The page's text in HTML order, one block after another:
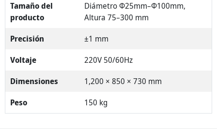
Tamaño del
producto
Diámetro Φ25mm–Φ100mm,
Altura 75–300 mm
Precisión
±1 mm
Voltaje
220V 50/60Hz
Dimensiones
1,200 × 850 × 730 mm
Peso
150 kg